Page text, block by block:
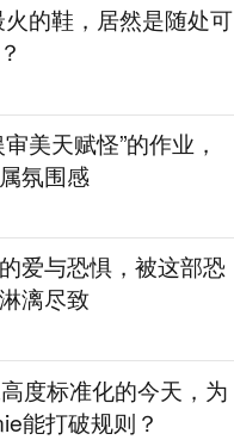
的鞋，居然是随处可
美天赋怪”的作业，
氛围感
爱与恐惧，被这部恐
漓尽致
度标准化的今天，为
能打破规则？